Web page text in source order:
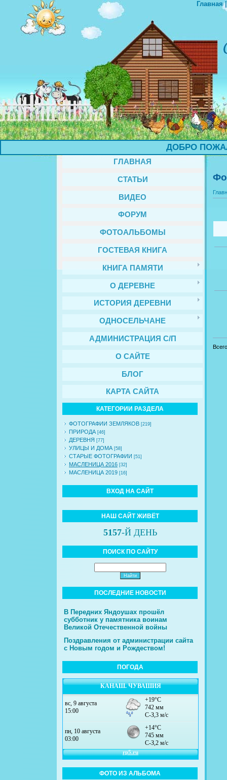
Главная
ДОБРО
ГЛАВНАЯ
СТАТЬИ
ВИДЕО
ФОРУМ
ФОТОАЛЬБОМЫ
ГОСТЕВАЯ КНИГА
КНИГА ПАМЯТИ
О ДЕРЕВНЕ
ИСТОРИЯ ДЕРЕВНИ
ОДНОСЕЛЬЧАНЕ
АДМИНИСТРАЦИЯ С/П
О САЙТЕ
БЛОГ
КАРТА САЙТА
КАТЕГОРИИ РАЗДЕЛА
ФОТОГРАФИИ ЗЕМЛЯКОВ [219]
ПРИРОДА [46]
ДЕРЕВНЯ [77]
УЛИЦЫ И ДОМА [58]
СТАРЫЕ ФОТОГРАФИИ [51]
МАСЛЕНИЦА 2016 [32]
МАСЛЕНИЦА 2019 [16]
ВХОД НА САЙТ
НАШ САЙТ ЖИВЁТ
5157-Й ДЕНЬ
ПОИСК ПО САЙТУ
ПОСЛЕДНИЕ НОВОСТИ
В Передних Яндоушах прошёл
субботник у памятника воинам
Великой Отечественной войны
Поздравления от администрации сайта
с Новым годом и Рождеством!
ПОГОДА
КАНАШ. ЧУВАШИЯ
ФОТО ИЗ АЛЬБОМА